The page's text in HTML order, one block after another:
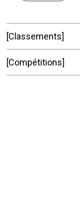
Classements
Compétitions